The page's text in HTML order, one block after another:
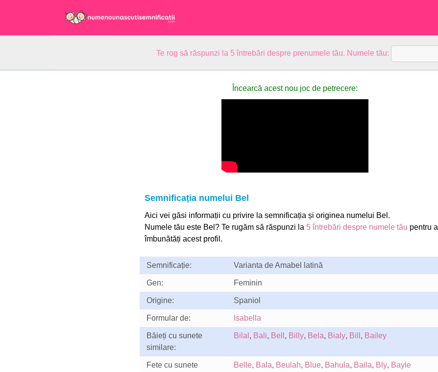
Te rog să răspunzi la 5 întrebări despre prenumele tău. Numele tău:
Încearcă acest nou joc de petrecere:
Semnificația numelui Bel
Aici vei găsi informații cu privire la semnificația și originea numelui Bel.
Numele tău este Bel? Te rugăm să răspunzi la 5 întrebări despre numele tău pentru a
îmbunătăți acest profil.
Semnificație: Varianta de Amabel latină
Gen: Feminin
Origine: Spaniol
Formular de: Isabella
Băieți cu sunete
similare:
Bilal , Bali, Bell , Billy, Bela, Bialy, Bill , Bailey
Fete cu sunete
Belle, Bala, Beulah, Blue, Bahula, Baila, Bly, Bayle